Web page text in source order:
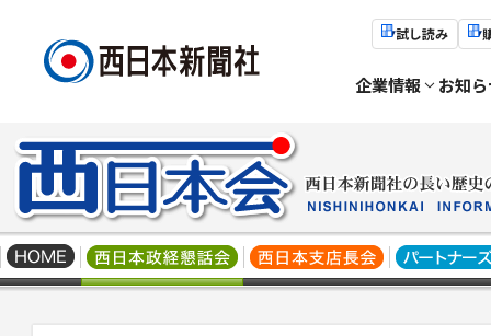
試し読み
企業情報 お知